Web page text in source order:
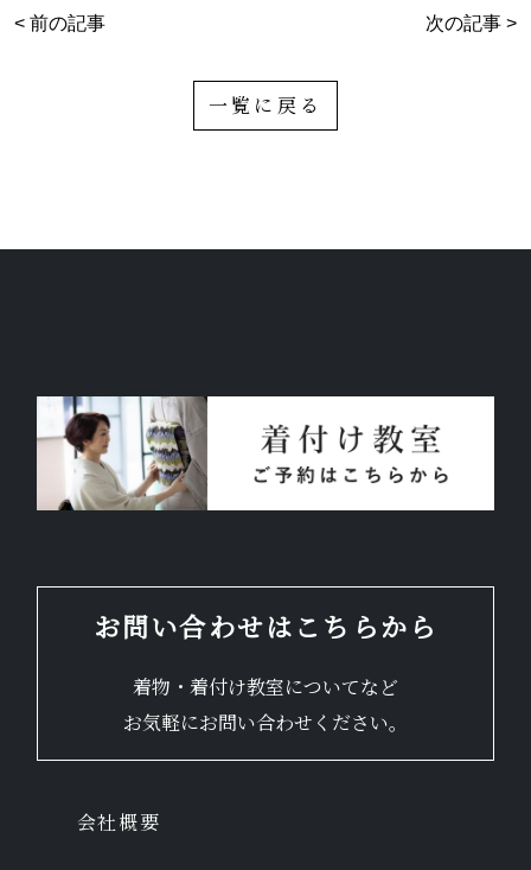
< 前の記事 次の記事 >
一覧に戻る
お問い合わせはこちらから
着物・着付け教室についてなど
お気軽にお問い合わせください。
会社概要